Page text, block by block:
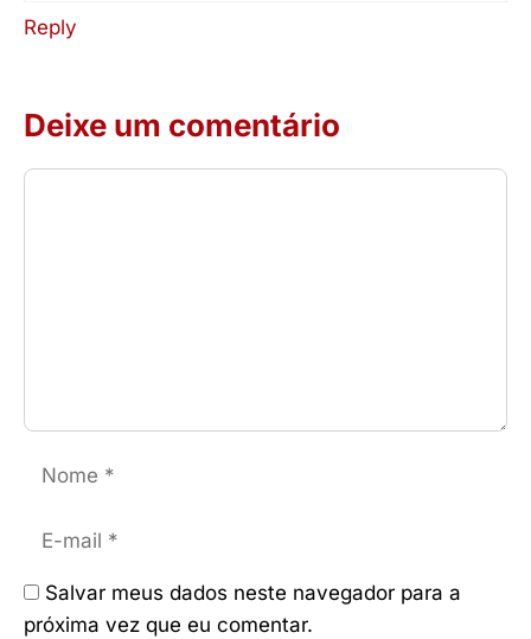
Reply
Deixe um comentário
Comentário
Nome
E-
mail
Salvar meus dados neste navegador para a
próxima vez que eu comentar.